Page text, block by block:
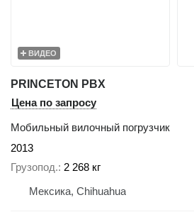
ВИДЕО
PRINCETON PBX
Цена по запросу
Мобильный вилочный погрузчик
2013
Грузопод. 2 268 кг
Мексика, Chihuahua